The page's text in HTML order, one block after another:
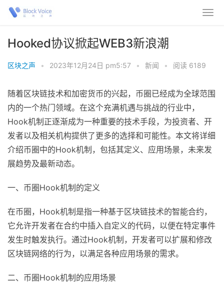
Hooked协议掀起WEB3新浪潮
区块之声 • 2023年12月24日 pm5:57 • 新闻 • 阅读 6189
随着区块链技术和加密货币的兴起，币圈已经成为全球范围
内的一个热门领域。在这个充满机遇与挑战的行业中，
Hook机制正逐渐成为一种重要的技术手段，为投资者、开
发者以及相关机构提供了更多的选择和可能性。本文将详细
介绍币圈中的Hook机制，包括其定义、应用场景，未来发
展趋势及最新动态。
一、币圈Hook机制的定义
在币圈，Hook机制是指一种基于区块链技术的智能合约，
它允许开发者在合约中插入自定义的代码，以便在特定事件
发生时触发执行。通过Hook机制，开发者可以扩展和修改
区块链网络的行为，以满足各种应用场景的需求。
二、币圈Hook机制的应用场景